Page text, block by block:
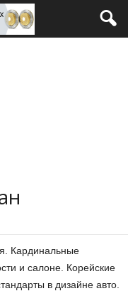
Кардинальные
и салоне. Корейские
в дизайне авто.